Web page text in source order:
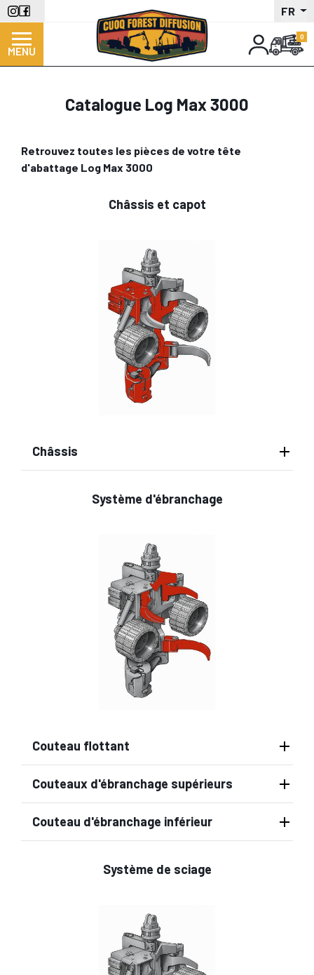
Aller
au
contenu
principal
FR
MENU
Catalogue Log Max 3000
Retrouvez toutes les pièces de votre tête
d'abattage Log Max 3000
Châssis et capot
Châssis
Système d'ébranchage
Couteau flottant
Couteaux d'ébranchage supérieurs
Couteau d'ébranchage inférieur
Système de sciage